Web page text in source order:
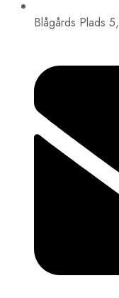
Blågårds Plads